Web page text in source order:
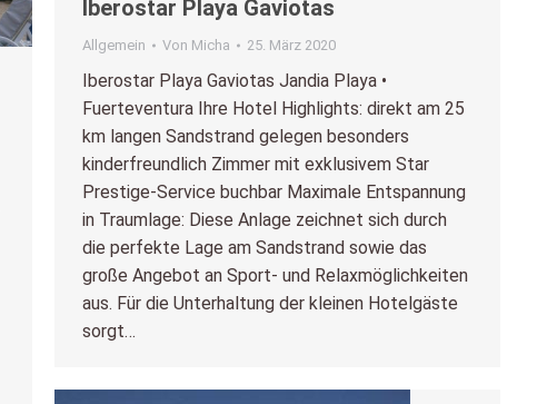
Iberostar Playa Gaviotas
Allgemein Von Micha 25. März 2020
Iberostar Playa Gaviotas Jandia Playa •
Fuerteventura Ihre Hotel Highlights: direkt am 25
km langen Sandstrand gelegen besonders
kinderfreundlich Zimmer mit exklusivem Star
Prestige-Service buchbar Maximale Entspannung
in Traumlage: Diese Anlage zeichnet sich durch
die perfekte Lage am Sandstrand sowie das
große Angebot an Sport- und Relaxmöglichkeiten
aus. Für die Unterhaltung der kleinen Hotelgäste
sorgt…